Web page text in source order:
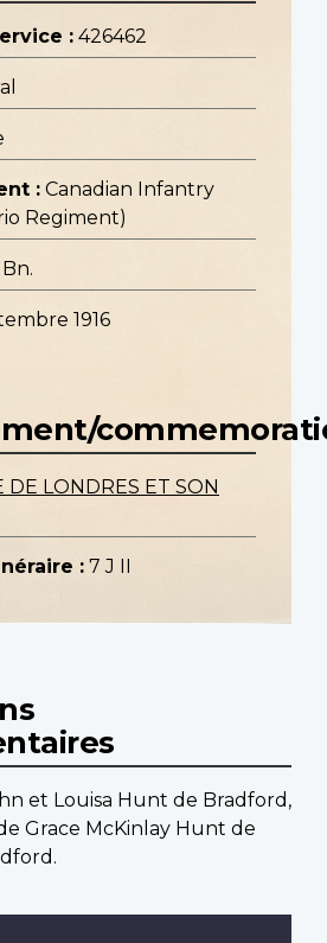
: 426462
: Canadian Infantry
Regiment)
1916
DE LONDRES ET SON
: 7 J II
et Louisa Hunt de Bradford,
Grace McKinlay Hunt de